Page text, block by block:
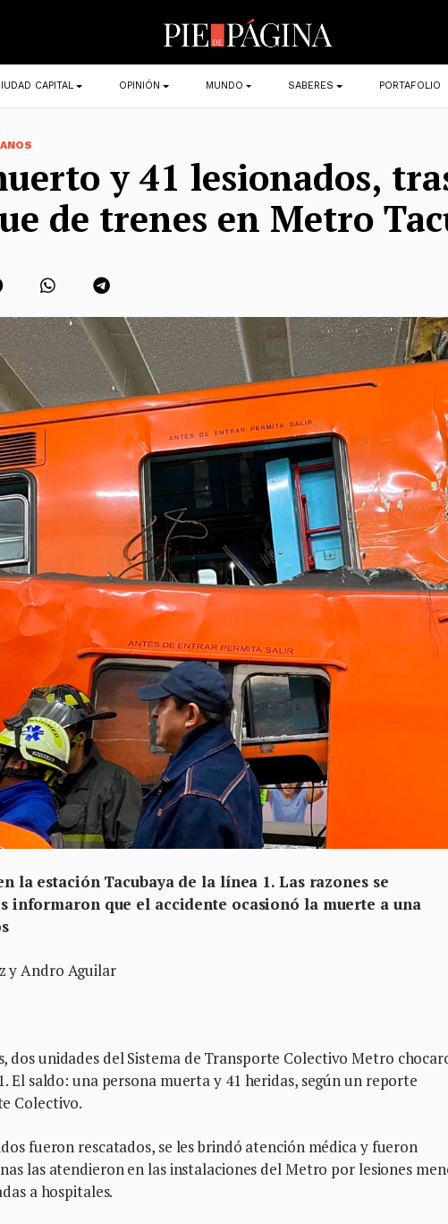
CAPITAL OPINIÓN MUNDO SABERES PORTAFOLIO
y 41 lesionados,
de trenes en Metro
la estación Tacubaya de la línea 1. Las razones se
informaron que el accidente ocasionó la muerte a una
y Andro Aguilar
dos unidades del Sistema de Transporte Colectivo Metro
El saldo: una persona muerta y 41 heridas, según un reporte
Colectivo.
fueron rescatados, se les brindó atención médica y fueron
las atendieron en las instalaciones del Metro por lesiones
a hospitales.